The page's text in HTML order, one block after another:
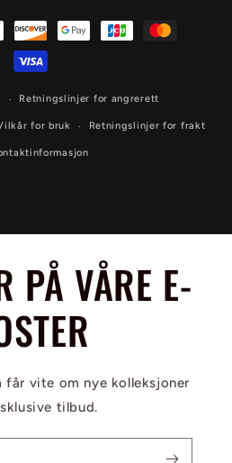
Retningslinjer for angrerett
for bruk Retningslinjer for frakt
PÅ VÅRE E-
vite om nye kolleksjoner
tilbud.